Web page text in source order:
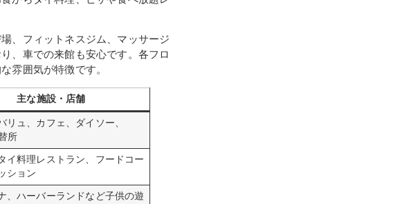
、フィットネスジム、マッサージ
、車での来館も安心です。各フロ
雰囲気が特徴です。
主な施設・店舗
リュ、カフェ、ダイソー、
所
イ料理レストラン、フードコー
ション
、ハーバーランドなど子供の遊